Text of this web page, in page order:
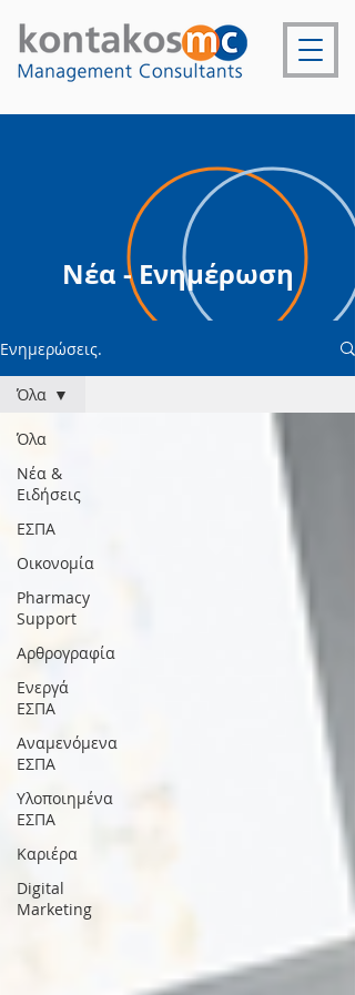
Νέα - Ενημέρωση
Ενημερώσεις.
Όλα
Νέα &
Ειδήσεις
ΕΣΠΑ
Οικονομία
Pharmacy
Support
Αρθρογραφία
Ενεργά
ΕΣΠΑ
Αναμενόμενα
ΕΣΠΑ
Υλοποιημένα
ΕΣΠΑ
Καριέρα
Digital
Marketing
Όλα